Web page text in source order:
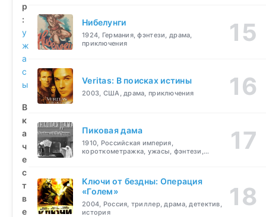
р
:
у
ж
а
с
ы
В
к
а
ч
е
с
т
в
е
Нибелунги
1924, Германия, фэнтези, драма,
приключения
Veritas: В поисках истины
2003, США, драма, приключения
Пиковая дама
1910, Российская империя,
короткометражка, ужасы, фэнтези,
Ключи от бездны: Операция
«Голем»
2004, Россия, триллер, драма, детектив,
история